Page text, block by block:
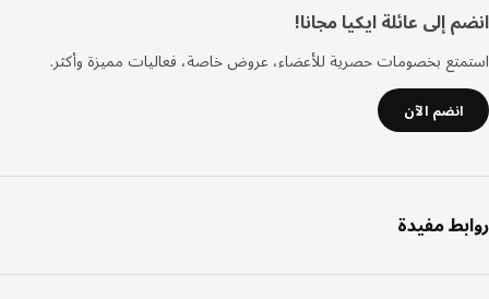
إلى عائلة ايكيا مجانا!
بخصومات حصرية للأعضاء، عروض خاصة، فعاليات مميزة وأكثر.
انضم الآن
مفيدة